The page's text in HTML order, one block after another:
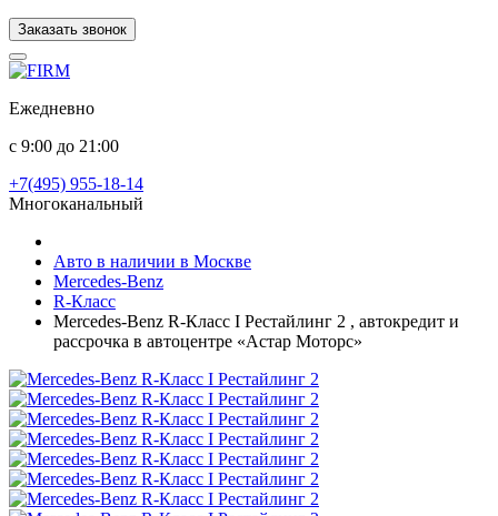
Заказать звонок
Ежедневно
с 9:00 до 21:00
+7(495) 955-18-14
Многоканальный
Авто в наличии в Москве
Mercedes-Benz
R-Класс
Mercedes-Benz R-Класс I Рестайлинг 2 , автокредит и
рассрочка в автоцентре «Астар Моторс»